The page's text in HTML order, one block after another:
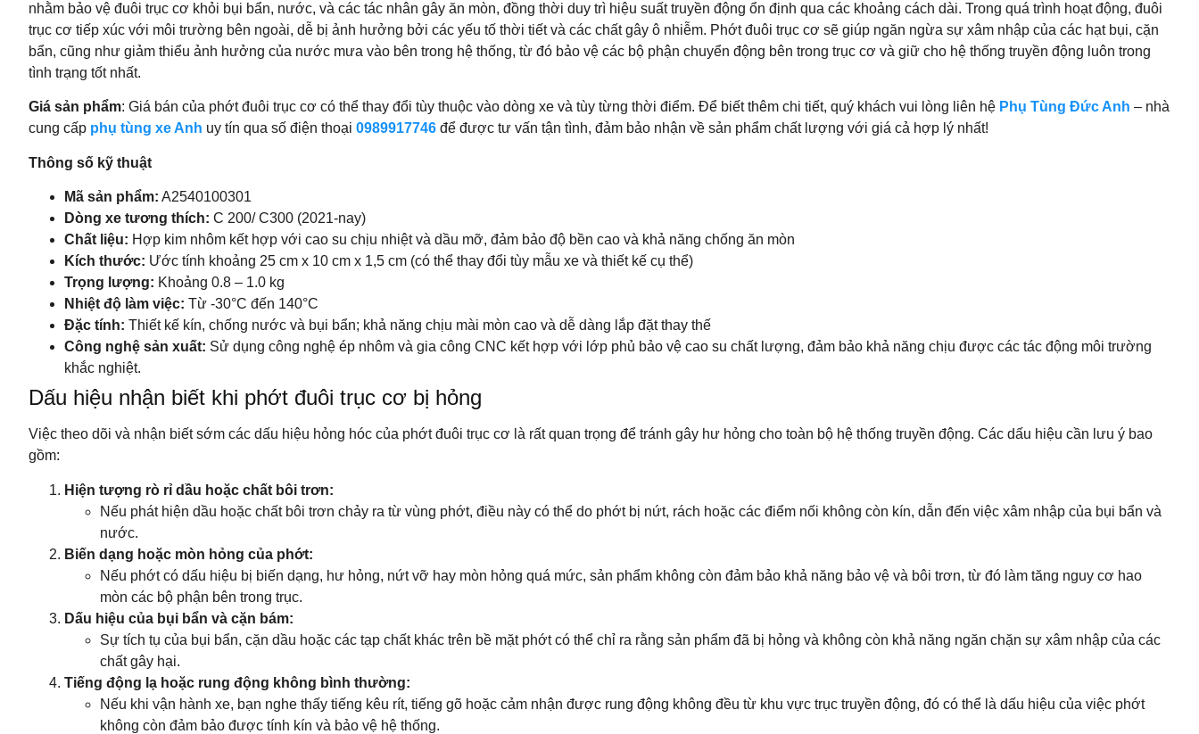
nhằm bảo vệ đuôi trục cơ khỏi bụi bẩn, nước, và các tác nhân gây ăn mòn, đồng thời duy trì hiệu suất truyền động ổn định qua các khoảng cách dài. Trong quá trình hoạt động, đuôi
trục cơ tiếp xúc với môi trường bên ngoài, dễ bị ảnh hưởng bởi các yếu tố thời tiết và các chất gây ô nhiễm. Phớt đuôi trục cơ sẽ giúp ngăn ngừa sự xâm nhập của các hạt bụi, cặn
bẩn, cũng như giảm thiểu ảnh hưởng của nước mưa vào bên trong hệ thống, từ đó bảo vệ các bộ phận chuyển động bên trong trục cơ và giữ cho hệ thống truyền động luôn trong
tình trạng tốt nhất.
Giá sản phẩm: Giá bán của phớt đuôi trục cơ có thể thay đổi tùy thuộc vào dòng xe và tùy từng thời điểm. Để biết thêm chi tiết, quý khách vui lòng liên hệ Phụ Tùng Đức Anh – nhà
cung cấp phụ tùng xe Anh uy tín qua số điện thoại 0989917746 để được tư vấn tận tình, đảm bảo nhận về sản phẩm chất lượng với giá cả hợp lý nhất!
Thông số kỹ thuật
Mã sản phẩm: A2540100301
Dòng xe tương thích: C 200/ C300 (2021-nay)
Chất liệu: Hợp kim nhôm kết hợp với cao su chịu nhiệt và dầu mỡ, đảm bảo độ bền cao và khả năng chống ăn mòn
Kích thước: Ước tính khoảng 25 cm x 10 cm x 1,5 cm (có thể thay đổi tùy mẫu xe và thiết kế cụ thể)
Trọng lượng: Khoảng 0.8 – 1.0 kg
Nhiệt độ làm việc: Từ -30°C đến 140°C
Đặc tính: Thiết kế kín, chống nước và bụi bẩn; khả năng chịu mài mòn cao và dễ dàng lắp đặt thay thế
Công nghệ sản xuất: Sử dụng công nghệ ép nhôm và gia công CNC kết hợp với lớp phủ bảo vệ cao su chất lượng, đảm bảo khả năng chịu được các tác động môi trường
khắc nghiệt.
Dấu hiệu nhận biết khi phớt đuôi trục cơ bị hỏng
Việc theo dõi và nhận biết sớm các dấu hiệu hỏng hóc của phớt đuôi trục cơ là rất quan trọng để tránh gây hư hỏng cho toàn bộ hệ thống truyền động. Các dấu hiệu cần lưu ý bao
gồm:
Hiện tượng rò rỉ dầu hoặc chất bôi trơn:
Nếu phát hiện dầu hoặc chất bôi trơn chảy ra từ vùng phớt, điều này có thể do phớt bị nứt, rách hoặc các điểm nối không còn kín, dẫn đến việc xâm nhập của bụi bẩn và
nước.
Biến dạng hoặc mòn hỏng của phớt:
Nếu phớt có dấu hiệu bị biến dạng, hư hỏng, nứt vỡ hay mòn hỏng quá mức, sản phẩm không còn đảm bảo khả năng bảo vệ và bôi trơn, từ đó làm tăng nguy cơ hao
mòn các bộ phận bên trong trục.
Dấu hiệu của bụi bẩn và cặn bám:
Sự tích tụ của bụi bẩn, cặn dầu hoặc các tạp chất khác trên bề mặt phớt có thể chỉ ra rằng sản phẩm đã bị hỏng và không còn khả năng ngăn chặn sự xâm nhập của các
chất gây hại.
Tiếng động lạ hoặc rung động không bình thường:
Nếu khi vận hành xe, bạn nghe thấy tiếng kêu rít, tiếng gõ hoặc cảm nhận được rung động không đều từ khu vực trục truyền động, đó có thể là dấu hiệu của việc phớt
không còn đảm bảo được tính kín và bảo vệ hệ thống.